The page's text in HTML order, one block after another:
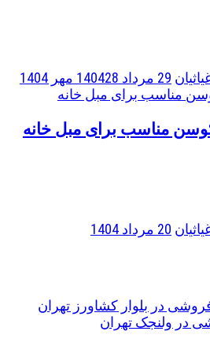
29 مرداد 1404 28 مهر 1404
مناسب برای مبل خانه
20 مرداد 1404
در بلوار کشاورز تهران
در ولنجک تهران